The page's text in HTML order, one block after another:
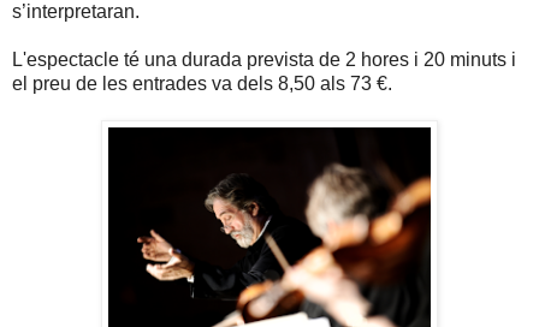
s’interpretaran.
L'espectacle té una durada prevista de 2 hores i 20 minuts i
el preu de les entrades va dels 8,50 als 73 €.